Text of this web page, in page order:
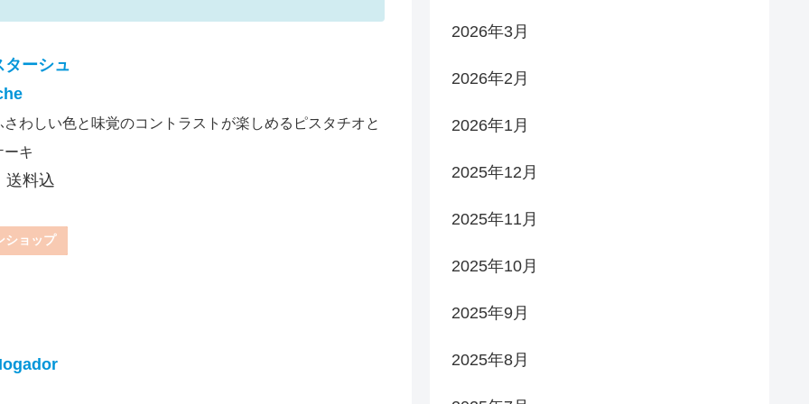
ターシュ
わしい色と味覚のコントラストが楽しめるピスタチオと
ーキ
送料込
ショップ
2026年3月
2026年2月
2026年1月
2025年12月
2025年11月
2025年10月
2025年9月
2025年8月